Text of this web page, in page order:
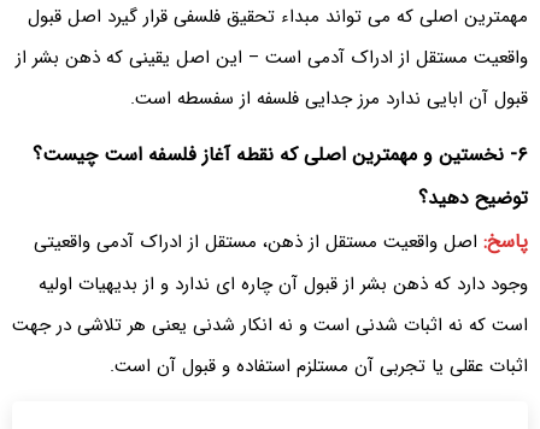
مهمترین اصلی که می تواند مبداء تحقیق فلسفی قرار گیرد اصل قبول
واقعیت مستقل از ادراک آدمی است – این اصل یقینی که ذهن بشر از
قبول آن ابایی ندارد مرز جدایی فلسفه از سفسطه است.
۶- نخستین و مهمترین اصلی که نقطه آغاز فلسفه است چیست؟
توضیح دهید؟
پاسخ: اصل واقعیت مستقل از ذهن، مستقل از ادراک آدمی واقعیتی
وجود دارد که ذهن بشر از قبول آن چاره ای ندارد و از بدیهیات اولیه
است که نه اثبات شدنی است و نه انکار شدنی یعنی هر تلاشی در جهت
اثبات عقلی یا تجربی آن مستلزم استفاده و قبول آن است.